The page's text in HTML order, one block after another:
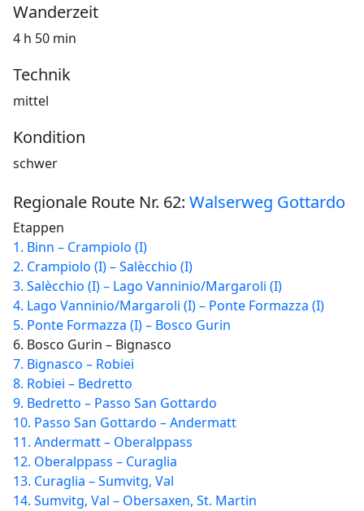
Wanderzeit
4 h 50 min
Technik
mittel
Kondition
schwer
Regionale Route Nr. 62: Walserweg Gottardo
Etappen
1. Binn – Crampiolo (I)
2. Crampiolo (I) – Salècchio (I)
3. Salècchio (I) – Lago Vanninio/Margaroli (I)
4. Lago Vanninio/Margaroli (I) – Ponte Formazza (I)
5. Ponte Formazza (I) – Bosco Gurin
6. Bosco Gurin – Bignasco
7. Bignasco – Robiei
8. Robiei – Bedretto
9. Bedretto – Passo San Gottardo
10. Passo San Gottardo – Andermatt
11. Andermatt – Oberalppass
12. Oberalppass – Curaglia
13. Curaglia – Sumvitg, Val
14. Sumvitg, Val – Obersaxen, St. Martin